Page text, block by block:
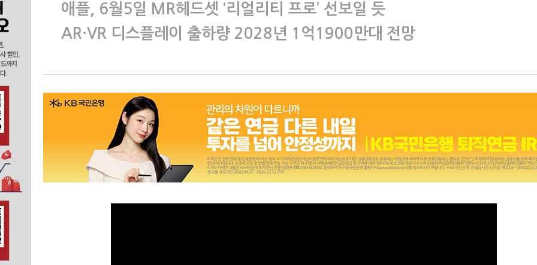
애플, 6월5일 MR헤드셋 ‘리얼리티 프로’ 선보일 듯
AR·VR 디스플레이 출하량 2028년 1억1900만대 전망